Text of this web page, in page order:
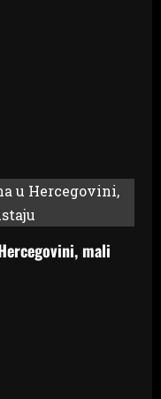
mali